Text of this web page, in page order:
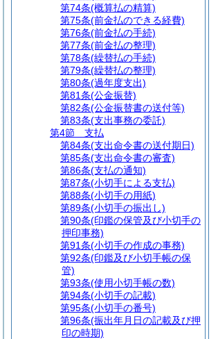
第74条(概算払の精算)
第75条(前金払のできる経費)
第76条(前金払の手続)
第77条(前金払の整理)
第78条(繰替払の手続)
第79条(繰替払の整理)
第80条(過年度支出)
第81条(公金振替)
第82条(公金振替書の送付等)
第83条(支出事務の委託)
第4節
支払
第84条(支出命令書の送付期日)
第85条(支出命令書の審査)
第86条(支払の通知)
第87条(小切手による支払)
第88条(小切手の用紙)
第89条(小切手の振出し)
第90条(印鑑の保管及び小切手の
押印事務)
第91条(小切手の作成の事務)
第92条(印鑑及び小切手帳の保
管)
第93条(使用小切手帳の数)
第94条(小切手の記載)
第95条(小切手の番号)
第96条(振出年月日の記載及び押
印の時期)